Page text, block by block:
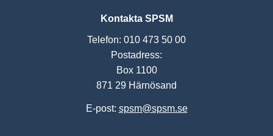
Kontakta SPSM
Telefon: 010 473 50 00
Postadress:
Box 1100
871 29 Härnösand
E-post: spsm@spsm.se